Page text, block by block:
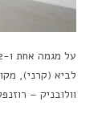
על מגמה אחת ו-2 תערוכות:
לביא (קרני),
וולובניק –